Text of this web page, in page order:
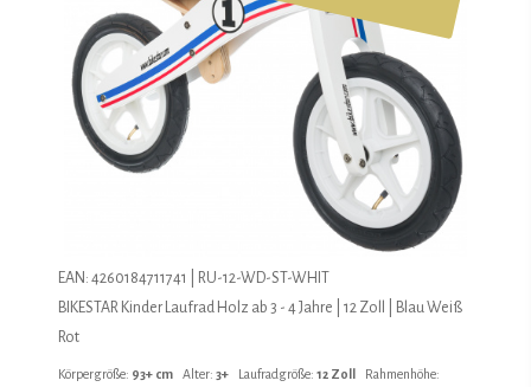
EAN: 4260184711741 | RU-12-WD-ST-WHIT
BIKESTAR Kinder Laufrad Holz ab 3 - 4 Jahre | 12 Zoll | Blau Weiß
Rot
Körpergröße: 93+ cm Alter: 3+ Laufradgröße: 12 Zoll
Rahmenhöhe: